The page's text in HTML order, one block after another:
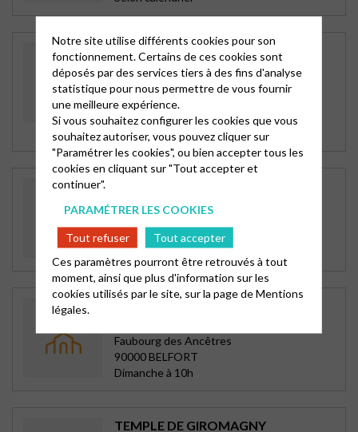
TEMPLE DE BONDEVAL
Seloncourt-Bondeval
34 Grande Rue
D 35
25230 BONDEVAL
Selon calendrier
Boucle du Doubs
25700 VALENTIGNEY
Un dimanche sur deux
Faubourg des Ancêtres
90000 BELFORT
Dimanche à 10h
TEMPLE DE GIROMAGNY
Notre site utilise différents cookies pour son
fonctionnement. Certains de ces cookies sont
déposés par des services tiers à des fins d'analyse
statistique pour nous permettre de vous fournir
une meilleure expérience.
Si vous souhaitez configurer les cookies que vous
souhaitez autoriser, vous pouvez cliquer sur
"Paramétrer les cookies", ou bien accepter tous les
cookies en cliquant sur "Tout accepter et
continuer".
PARAMÉTRER LES COOKIES
Tout refuser
Tout accepter
Ces paramètres pourront être retrouvés à tout
moment, ainsi que plus d'information sur les
cookies utilisés par le site, sur la page deMentions
légales.